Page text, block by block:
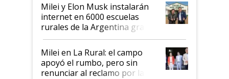
Milei y Elon Musk instalarán
internet en 6000 escuelas
rurales de la Argentina gracias
a un acuerdo con Starlink
Milei en La Rural: el campo
apoyó el rumbo, pero sin
renunciar al reclamo por las